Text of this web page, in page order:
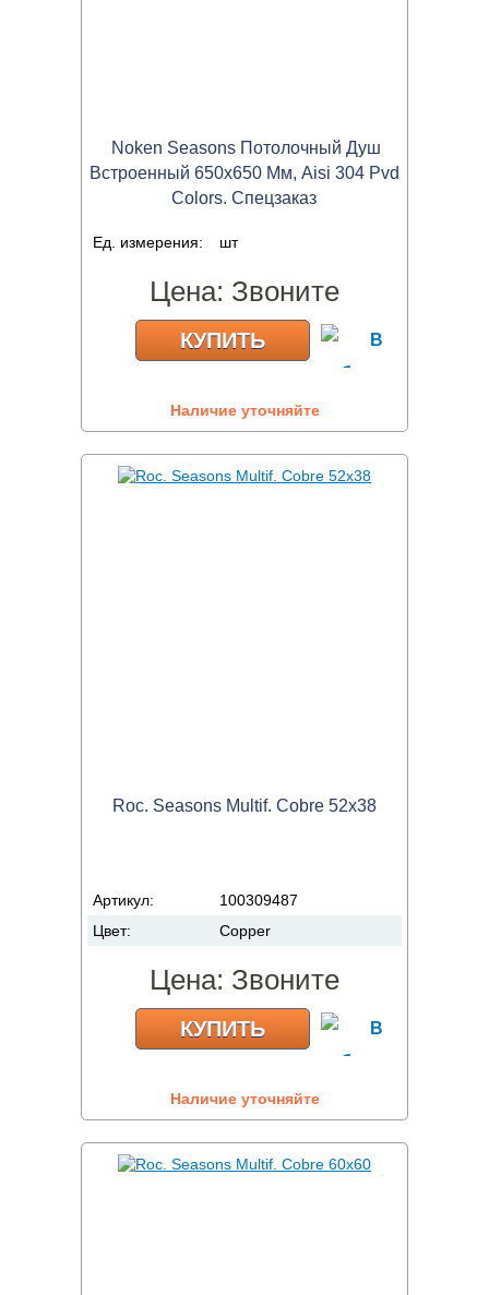
Noken Seasons Потолочный Душ
Встроенный 650х650 Мм, Aisi 304 Pvd
Colors. Спецзаказ
Ед. измерения: шт
Цена: Звоните
КУПИТЬ
Наличие уточняйте
Roc. Seasons Multif. Cobre 52x38
Артикул:
100309487
Цвет:
Copper
Цена: Звоните
КУПИТЬ
Наличие уточняйте